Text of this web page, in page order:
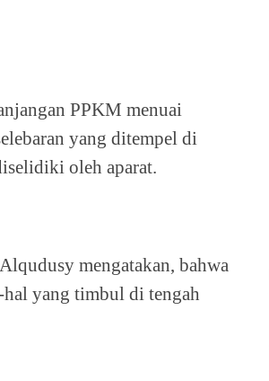
PPKM menuai
yang ditempel di
oleh aparat.
mengatakan, bahwa
yang timbul di tengah